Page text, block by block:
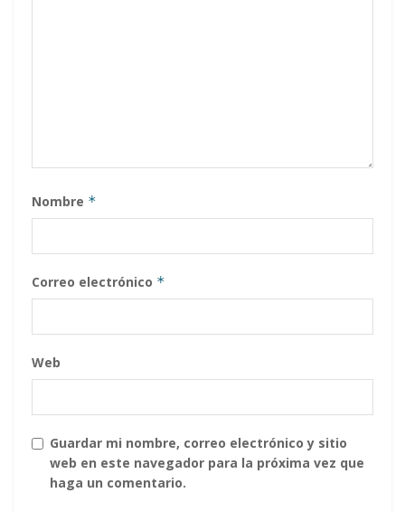
Nombre *
Correo electrónico *
Web
Guardar mi nombre, correo electrónico y sitio
web en este navegador para la próxima vez que
haga un comentario.